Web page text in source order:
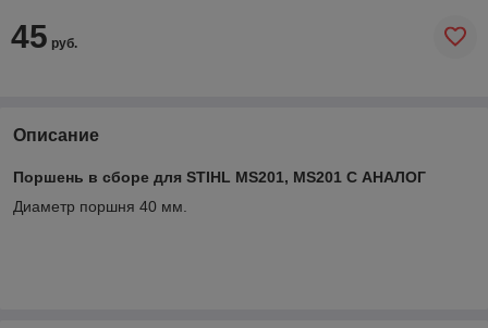
45 руб.
Описание
Поршень в сборе для STIHL MS201, MS201 C АНАЛОГ
Диаметр поршня 40 мм.